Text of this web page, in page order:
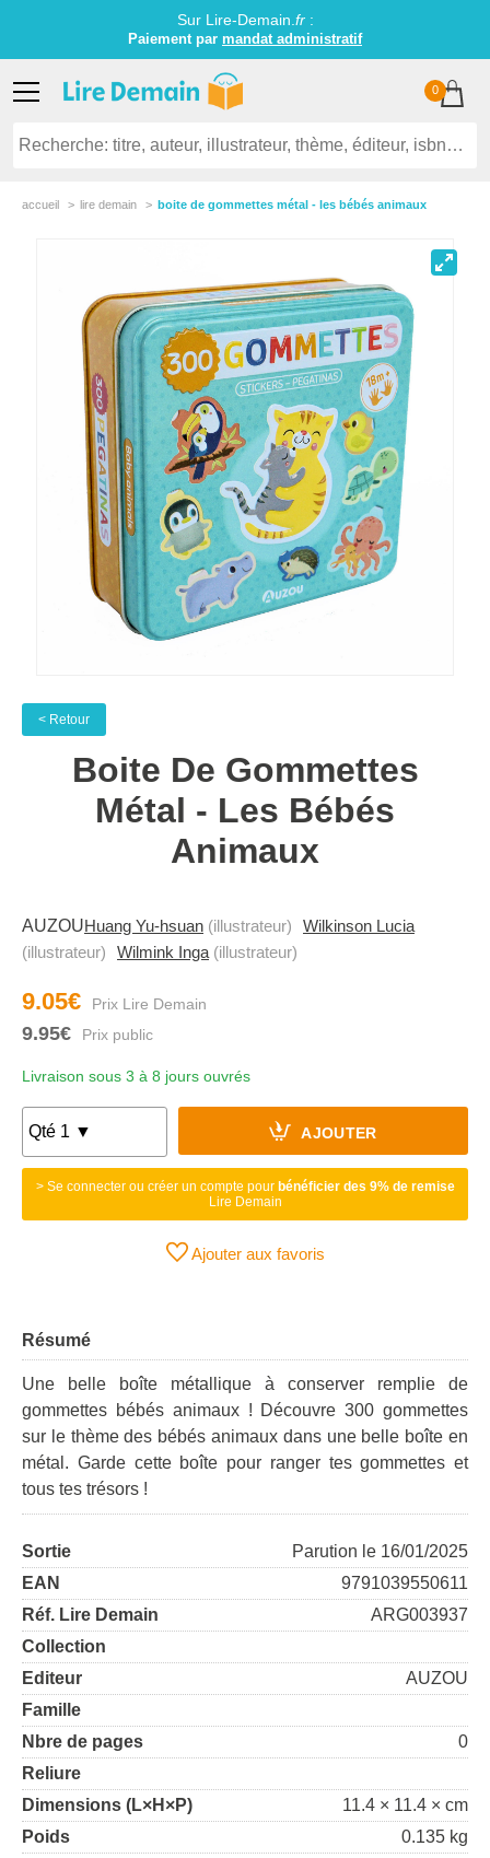
Sur Lire-Demain. fr:
Paiement par mandat administratif
0
accueil lire demain boite de gommettes métal - les bébés animaux
< Retour
Boite De Gommettes
Métal - Les Bébés
Animaux
AUZOUHuang Yu-hsuan (illustrateur)
Wilkinson Lucia
(illustrateur)
Wilmink Inga (illustrateur)
9.05€
9.95€
Livraison sous 3 à 8 jours ouvrés
AJOUTER
> Se connecter ou créer un compte pour bénéficier des 9% de remise
Lire Demain
Ajouter aux favoris
Résumé
Une belle boîte métallique à conserver remplie de
gommettes bébés animaux ! Découvre 300 gommettes
sur le thème des bébés animaux dans une belle boîte en
métal. Garde cette boîte pour ranger tes gommettes et
tous tes trésors !
Sortie
Parution le 16/01/2025
EAN
9791039550611
Réf. Lire Demain
ARG003937
Collection
Editeur
AUZOU
Famille
Nbre de pages
0
Reliure
Dimensions (L×H×P)
11.4 × 11.4 × cm
Poids
0.135 kg